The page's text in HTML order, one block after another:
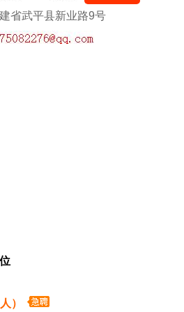
省武平县新业路9号
）